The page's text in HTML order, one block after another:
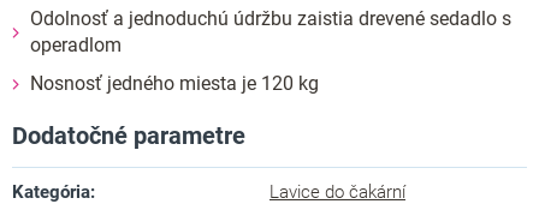
Odolnosť a jednoduchú údržbu zaistia drevené sedadlo s
operadlom
Nosnosť jedného miesta je 120 kg
Dodatočné parametre
Kategória: Lavice do čakární